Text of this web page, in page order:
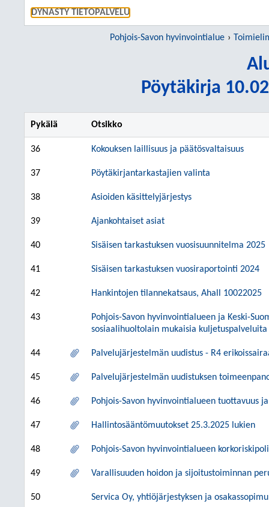
DYNASTY TIETOPALVELU
Pohjois-Savon hyvinvointialue
Pöytäkirja
Pykälä Otsikko
36 Kokouksen laillisuus ja päätösvaltaisuus
37 Pöytäkirjantarkastajien valinta
38 Asioiden käsittelyjärjestys
39 Ajankohtaiset asiat
40 Sisäisen tarkastuksen vuosisuunnitelma 2025
41 Sisäisen tarkastuksen vuosiraportointi 2024
42 Hankintojen tilannekatsaus, Ahall 10022025
43
Pohjois-Savon hyvinvointialueen ja Keski-
sosiaalihuoltolain mukaisia kuljetuspalveluita
44 Palvelujärjestelmän uudistus - R4
45 Palvelujärjestelmän uudistuksen
46 Pohjois-Savon hyvinvointialueen tuottavuus
47 Hallintosääntömuutokset 25.3.2025 lukien
48 Pohjois-Savon hyvinvointialueen
49 Varallisuuden hoidon ja sijoitustoiminnan
50 Servica Oy, yhtiöjärjestyksen ja